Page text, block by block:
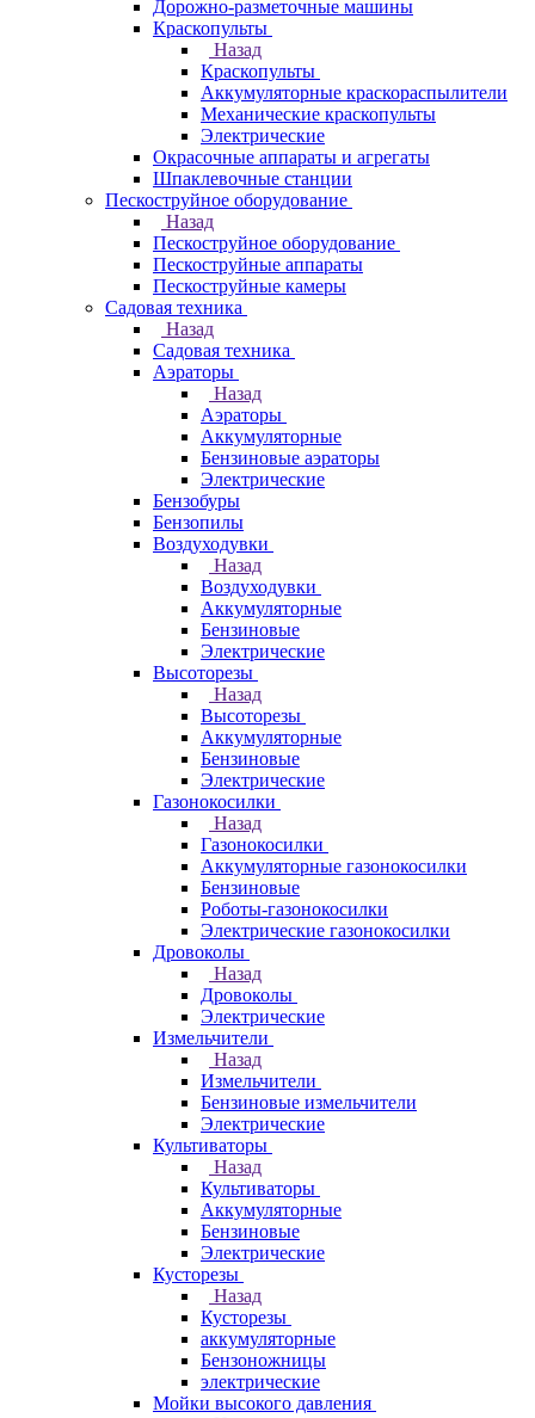
Дорожно-разметочные машины
Краскопульты
Назад
Краскопульты
Аккумуляторные краскораспылители
Механические краскопульты
Электрические
Окрасочные аппараты и агрегаты
Шпаклевочные станции
Пескоструйное оборудование
Назад
Пескоструйное оборудование
Пескоструйные аппараты
Пескоструйные камеры
Садовая техника
Назад
Садовая техника
Аэраторы
Назад
Аэраторы
Аккумуляторные
Бензиновые аэраторы
Электрические
Бензобуры
Бензопилы
Воздуходувки
Назад
Воздуходувки
Аккумуляторные
Бензиновые
Электрические
Высоторезы
Назад
Высоторезы
Аккумуляторные
Бензиновые
Электрические
Газонокосилки
Назад
Газонокосилки
Аккумуляторные газонокосилки
Бензиновые
Роботы-газонокосилки
Электрические газонокосилки
Дровоколы
Назад
Дровоколы
Электрические
Измельчители
Назад
Измельчители
Бензиновые измельчители
Электрические
Культиваторы
Назад
Культиваторы
Аккумуляторные
Бензиновые
Электрические
Кусторезы
Назад
Кусторезы
аккумуляторные
Бензоножницы
электрические
Мойки высокого давления